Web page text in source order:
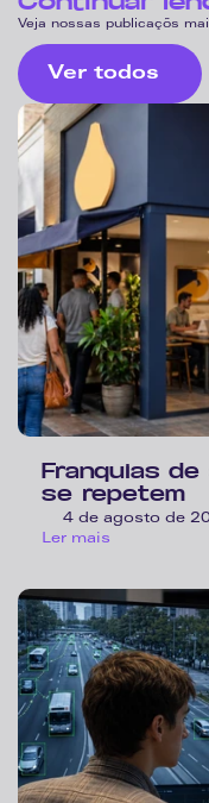
Veja nossas publicaçõs
Ver todos
Franquias
se repetem
4 de agosto de
Ler mais